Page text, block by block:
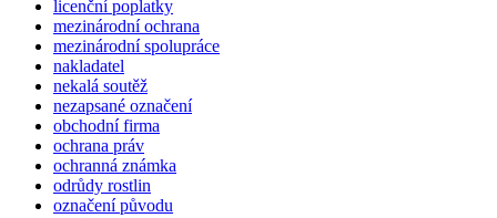
licenční poplatky
mezinárodní ochrana
mezinárodní spolupráce
nakladatel
nekalá soutěž
nezapsané označení
obchodní firma
ochrana práv
ochranná známka
odrůdy rostlin
označení původu